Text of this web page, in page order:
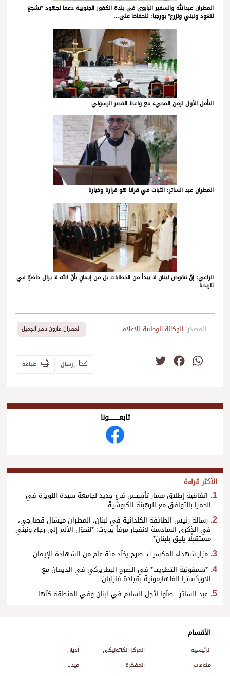
المطران عبدالله والسفير البابوي في بلدة الكفور الجنوبية دعما لجهود *تشجع
لنعود ونبني ونزرع* بورجيا: للحفاظ على…
التأمل الأول لزمن المجيء مع واعظ القصر الرسولي
المطران عبد الساتر: الثبات في قرانا هو قرارنا وخيارنا
الراعي: إنّ نهوض لبنان لا يبدأ من الخطابات بل من إيمانٍ بأنّ الله لا يزال حاضرًا في
تاريخنا
المصدر: الوكالة الوطنية للإعلام المطران مارون ناصر الجميل
WhatsApp
Facebook إرسال طباعة
تابعــــــــــونا
الأكثر قراءة
اتفاقية إطلاق مسار تأسيس فرع جديد لجامعة سيدة اللويزة في
الحمرا بالتوافق مع الرهبنة الكبوشية
رسالة رئيس الطائفة الكلدانية في لبنان، المطران ميشال قصارجي،
في الذكرى السادسة لانفجار مرفأ بيروت: *لنحوّل الألم إلى رجاء ونبني
مستقبلًا يليق بلبنان*
مزار شهداء المكسيك: صرح يخلّد مئة عام من الشهادة للإيمان
*سمفونية التطويب* في الصرح البطريركي في الديمان مع
الأوركسترا الفلهارمونية بقيادة فازليان
عبد الساتر : صلّوا لأجل السلام في لبنان وفي المنطقة كلّها
الأقسام
الرئيسية المركز الكاثوليكي
أديان
منوعات
المفكرة
ميديا